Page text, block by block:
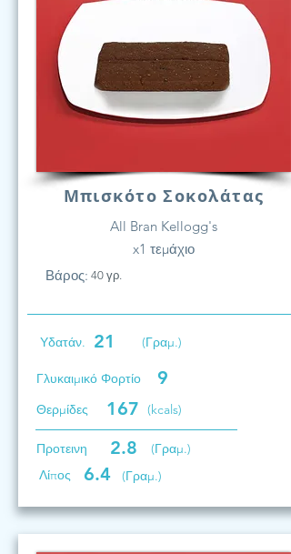
Μπισκότο Σοκολάτας
All Bran Kellogg's
x1 τεμάχιο
Βάρος: 40 γρ.
Υδατάν. 21 (Γραμ.)
Γλυκαιμικό Φορτίο 9
Θερμίδες 167 (kcals)
Προτεινη 2.8
(Γραμ.)
Λίπος
6.4 (Γραμ.)